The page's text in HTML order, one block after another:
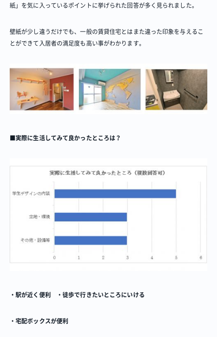
紙」を気に入っているポイントに挙げられた回答が多く見られました。
壁紙が少し違うだけでも、一般の賃貸住宅とはまた違った印象を与えるこ
とができて入居者の満足度も高い事がわかります。
■実際に生活してみて良かったところは？
・駅が近く便利 ・徒歩で行きたいところにいける
・宅配ボックスが便利